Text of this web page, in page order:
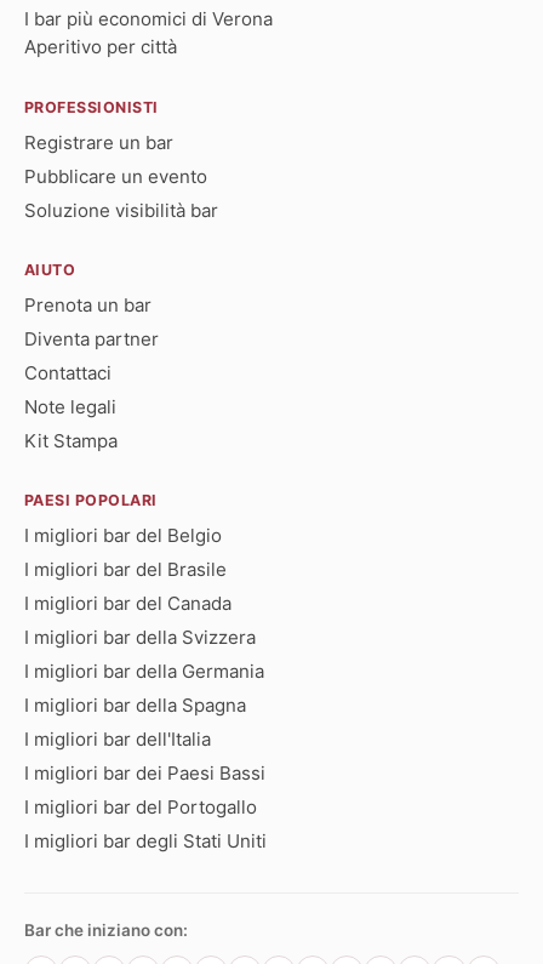
I bar più economici di Verona
Aperitivo per città
PROFESSIONISTI
Registrare un bar
Pubblicare un evento
Soluzione visibilità bar
AIUTO
Prenota un bar
Diventa partner
Contattaci
Note legali
Kit Stampa
PAESI POPOLARI
I migliori bar del Belgio
I migliori bar del Brasile
I migliori bar del Canada
I migliori bar della Svizzera
I migliori bar della Germania
I migliori bar della Spagna
I migliori bar dell'Italia
I migliori bar dei Paesi Bassi
I migliori bar del Portogallo
I migliori bar degli Stati Uniti
Bar che iniziano con: